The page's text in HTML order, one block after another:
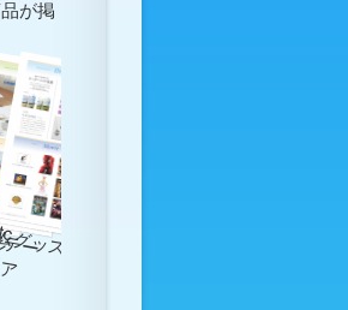
が掲
グッズ